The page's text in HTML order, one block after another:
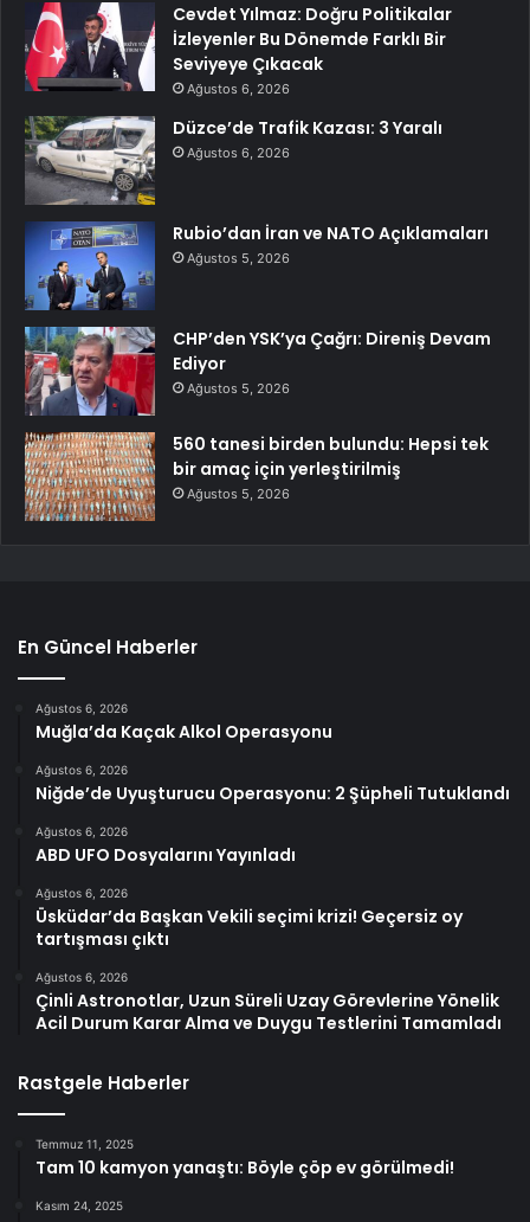
Cevdet Yılmaz: Doğru Politikalar
İzleyenler Bu Dönemde Farklı Bir
Seviyeye Çıkacak
Ağustos 6, 2026
Düzce’de Trafik Kazası: 3 Yaralı
Ağustos 6, 2026
Rubio’dan İran ve NATO Açıklamaları
Ağustos 5, 2026
CHP’den YSK’ya Çağrı: Direniş Devam
Ediyor
Ağustos 5, 2026
560 tanesi birden bulundu: Hepsi tek
bir amaç için yerleştirilmiş
Ağustos 5, 2026
En Güncel Haberler
Ağustos 6, 2026
Muğla’da Kaçak Alkol Operasyonu
Ağustos 6, 2026
Niğde’de Uyuşturucu Operasyonu: 2 Şüpheli Tutuklandı
Ağustos 6, 2026
ABD UFO Dosyalarını Yayınladı
Ağustos 6, 2026
Üsküdar’da Başkan Vekili seçimi krizi! Geçersiz oy
tartışması çıktı
Ağustos 6, 2026
Çinli Astronotlar, Uzun Süreli Uzay Görevlerine Yönelik
Acil Durum Karar Alma ve Duygu Testlerini Tamamladı
Rastgele Haberler
Temmuz 11, 2025
Tam 10 kamyon yanaştı: Böyle çöp ev görülmedi!
Kasım 24, 2025